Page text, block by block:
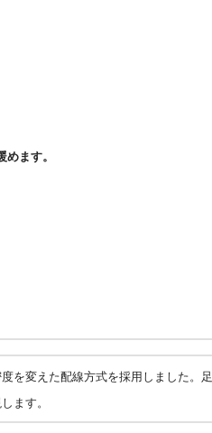
ます。
を変えた配線方式を採用しました。
ます。